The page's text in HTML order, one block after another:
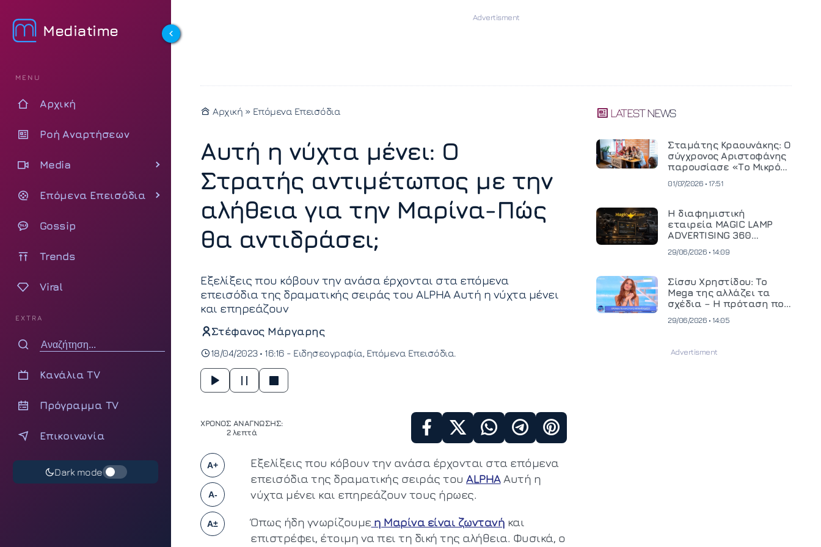
Mediatime
MENU
Αρχική
Ροή Αναρτήσεων
Media
Επόμενα Επεισόδια
Gossip
Trends
Viral
EXTRA
Κανάλια TV
Πρόγραμμα TV
Επικοινωνία
Dark mode
Αρχική » Επόμενα Επεισόδια
Αυτή η νύχτα μένει: Ο
Στρατής αντιμέτωπος με την
αλήθεια για την Μαρίνα-Πώς
θα αντιδράσει;
Εξελίξεις που κόβουν την ανάσα έρχονται στα επόμενα
επεισόδια της δραματικής σειράς του ALPHA Αυτή η νύχτα μένει
και επηρεάζουν
Στέφανος Μάργαρης
18/04/2023 • 16:16 - Ειδησεογραφία Επόμενα Επεισόδια
ΧΡΟΝΟΣ ΑΝΑΓΝΩΣΗΣ:
2 λεπτά
A+
A-
A±
Εξελίξεις που κόβουν την ανάσα έρχονται στα επόμενα
επεισόδια της δραματικής σειράς του ALPHAΑυτή η
νύχτα μένει και επηρεάζουν τους ήρωες.
Όπως ήδη γνωρίζουμε η Μαρίνα είναι ζωντανή και
επιστρέφει, έτοιμη να πει τη δική της αλήθεια. Φυσικά, ο
LATEST NEWS
Σταμάτης Κραουνάκης: Ο
σύγχρονος Αριστοφάνης
παρουσίασε «Το Μικρό
01/07/2026 • 17:51
Η διαφημιστική
εταιρεία MAGIC LAMP
ADVERTISING 360
κινηματογραφική
και ανεβάζει τον πήχη
στην παραγωγή
οπτικοακουστικού
περιεχομένου
29/06/2026 • 14:09
Σίσσυ Χρηστίδου: Το
Mega της αλλάζει τα
σχέδια – Η πρόταση που
29/06/2026 • 14:05